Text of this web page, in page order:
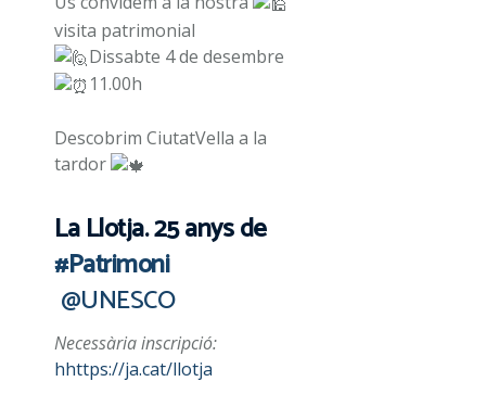
visita patrimonial
Dissabte 4 de desembre
11.00h
Descobrim CiutatVella a la
tardor
La Llotja. 25 anys de
#Patrimoni
@UNESCO
Necessària inscripció:
hhttps://ja.cat/llotja